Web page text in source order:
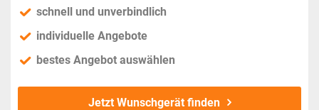
schnell und unverbindlich
individuelle Angebote
bestes Angebot auswählen
Jetzt Wunschgerät finden